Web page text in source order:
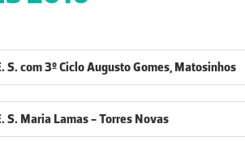
S. com 3º Ciclo Augusto Gomes, Matosinhos
S. Maria Lamas - Torres Novas